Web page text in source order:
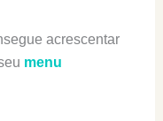
acrescentar
menu